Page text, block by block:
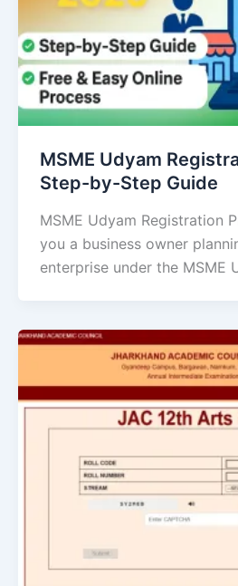
MSME Udyam
Step-by-Step Guide
MSME Udyam Registration
you a business owner
enterprise under the MSME